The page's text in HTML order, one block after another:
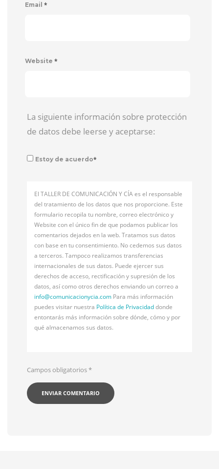
Email *
Website *
La siguiente información sobre protección
de datos debe leerse y aceptarse:
Estoy de acuerdo*
El TALLER DE COMUNICACIÓN Y CÍA es el responsable
del tratamiento de los datos que nos proporcione. Este
formulario recopila tu nombre, correo electrónico y
Website con el único fin de que podamos publicar los
comentarios dejados en la web. Tratamos sus datos
con base en tu consentimiento. No cedemos sus datos
a terceros. Tampoco realizamos transferencias
internacionales de sus datos. Puede ejercer sus
derechos de acceso, rectificación y supresión de los
datos, así como otros derechos enviando un correo a
info@comunicacionycia.com Para más información
puedes visitar nuestra Política de Privacidaddonde
entontarás más información sobre dónde, cómo y por
qué almacenamos sus datos.
Campos obligatorios*